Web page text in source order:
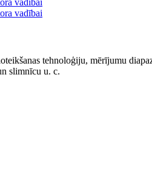
tehnoloģiju, mērījumu
slimnīcu u. c.